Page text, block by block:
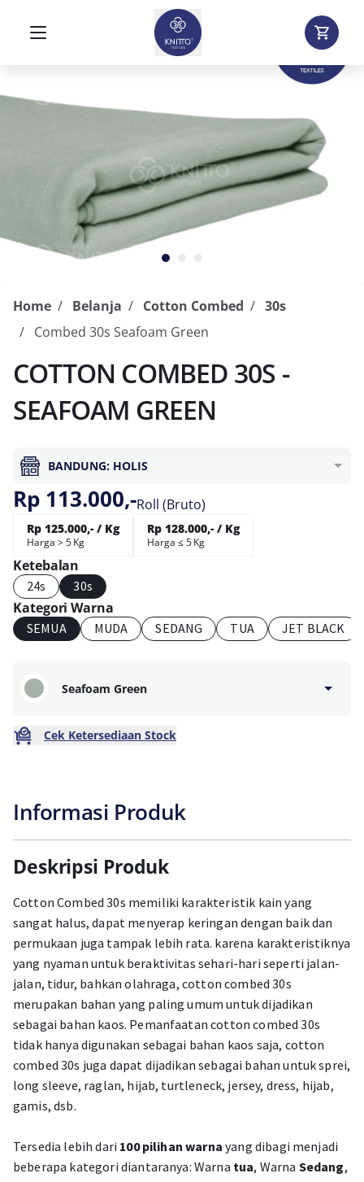
Home Belanja Cotton Combed
30s
Combed 30s Seafoam Green
COTTON COMBED 30S -
SEAFOAM GREEN
BANDUNG: HOLIS
Rp 113.000,-Roll (Bruto)
Rp 125.000,- / Kg
Harga > 5 Kg
Rp 128.000,- / Kg
Harga ≤ 5 Kg
Ketebalan
24s 30s
Kategori Warna
SEMUA MUDA SEDANG TUA JET BLACK
Seafoam Green
Cek Ketersediaan Stock
Informasi Produk
Deskripsi Produk
Cotton Combed 30s memiliki karakteristik kain yang
sangat halus, dapat menyerap keringan dengan baik dan
permukaan juga tampak lebih rata. karena karakteristiknya
yang nyaman untuk beraktivitas sehari-hari seperti jalan-
jalan, tidur, bahkan olahraga, cotton combed 30s
merupakan bahan yang paling umum untuk dijadikan
sebagai bahan kaos. Pemanfaatan cotton combed 30s
tidak hanya digunakan sebagai bahan kaos saja, cotton
combed 30s juga dapat dijadikan sebagai bahan untuk sprei,
long sleeve, raglan, hijab, turtleneck, jersey, dress, hijab,
gamis, dsb.
Tersedia lebih dari 100 pilihan warna yang dibagi menjadi
beberapa kategori diantaranya: Warna tua, Warna Sedang,